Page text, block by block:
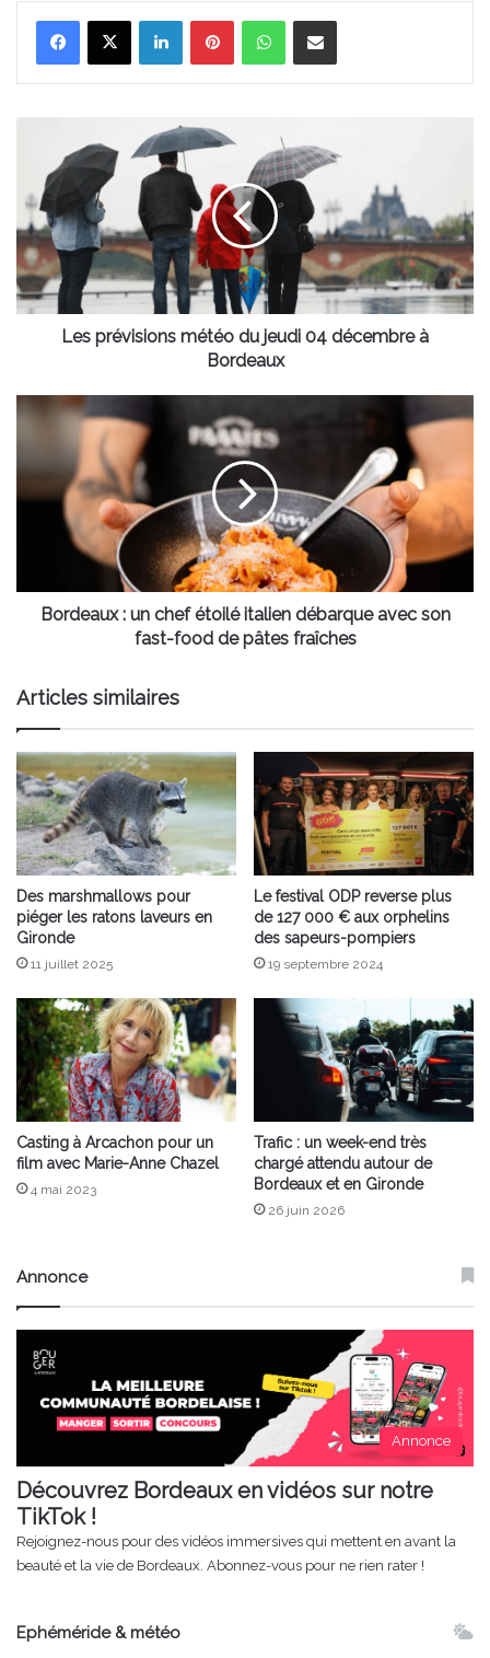
LinkedinPinterestWhatsAppPartager par email
prévisions
météo
du
jeudi
04
décembre
à
Bordeaux
Les prévisions météo du jeudi 04 décembre à
Bordeaux
Bordeaux
chef
étoilé
débarque
son
fast-
fraîches
Bordeaux : un chef étoilé italien débarque avec son
fast-food de pâtes fraîches
Articles similaires
Des marshmallows pour
piéger les ratons laveurs en
Gironde
11 juillet 2025
Le festival ODP reverse plus
de 127 000 € aux orphelins
des sapeurs-pompiers
19 septembre 2024
Casting à Arcachon pour un
film avec Marie-Anne Chazel
4 mai 2023
Trafic : un week-end très
chargé attendu autour de
Bordeaux et en Gironde
26 juin 2026
Annonce
Annonce
Découvrez Bordeaux en vidéos sur notre
TikTok !
Rejoignez-nous pour des vidéos immersives qui mettent en avant la
beauté et la vie de Bordeaux. Abonnez-vous pour ne rien rater !
Ephéméride & météo